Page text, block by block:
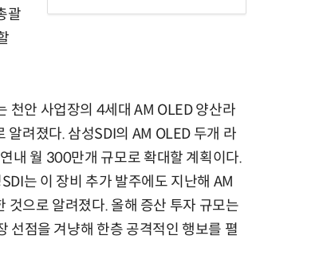
괄
안 사업장의 4세대 AM OLED 양산라
려졌다. 삼성SDI의 AM OLED 두개 라
내 월 300만개 규모로 확대할 계획이다.
는 이 장비 추가 발주에도 지난해 AM
것으로 알려졌다. 올해 증산 투자 규모는
선점을 겨냥해 한층 공격적인 행보를 펼